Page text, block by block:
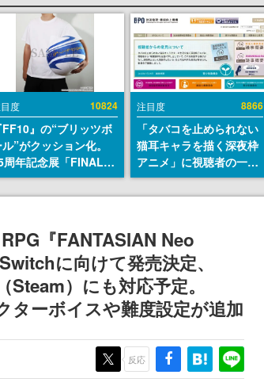
度 10824
FF10』の“ブリッツボ
”がクッション化。
周年記念展「FINAL
X MUSEUM-
の記憶-」のグッズ情
注目度 8866
「タバコを止められない
猫耳キャラを描く深夜枠
アニメ」に視聴者の一部
から批判意見。違法薬物
の使用と思しき描写も含
『FANTASIAN Neo
に向けて発売決定、
）にも対応予定。
ーボイスや難度設定が追加
反応